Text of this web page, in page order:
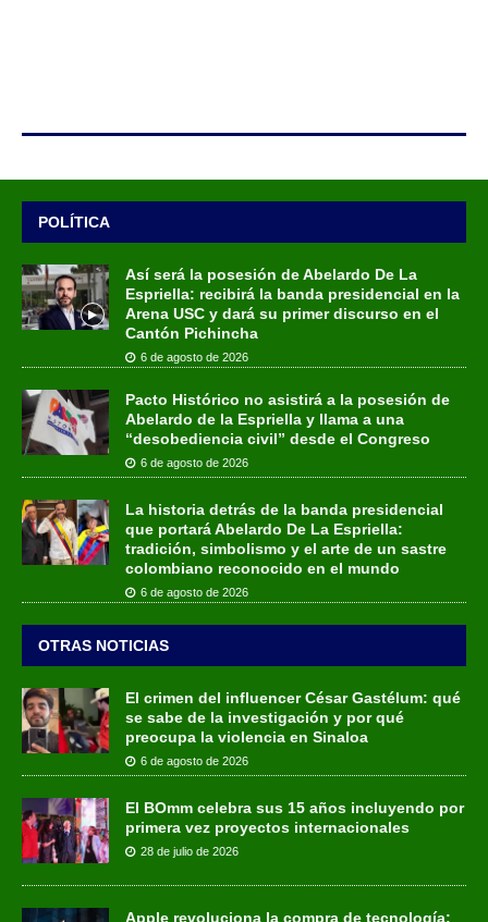
POLÍTICA
Así será la posesión de Abelardo De La
Espriella: recibirá la banda presidencial en la
Arena USC y dará su primer discurso en el
Cantón Pichincha
6 de agosto de 2026
Pacto Histórico no asistirá a la posesión de
Abelardo de la Espriella y llama a una
“desobediencia civil” desde el Congreso
6 de agosto de 2026
La historia detrás de la banda presidencial
que portará Abelardo De La Espriella:
tradición, simbolismo y el arte de un sastre
colombiano reconocido en el mundo
6 de agosto de 2026
OTRAS NOTICIAS
El crimen del influencer César Gastélum: qué
se sabe de la investigación y por qué
preocupa la violencia en Sinaloa
6 de agosto de 2026
El BOmm celebra sus 15 años incluyendo por
primera vez proyectos internacionales
28 de julio de 2026
Apple revoluciona la compra de tecnología: